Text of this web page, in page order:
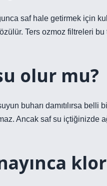
saf hale getirmek için
Ters ozmoz filtreleri bu
olur mu?
buharı damıtılırsa
Ancak saf su içtiğinizde